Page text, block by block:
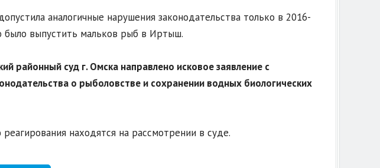
аналогичные нарушения законодательства только в 2016-
выпустить мальков рыб в Иртыш.
районный суд г. Омска направлено исковое заявление с
о рыболовстве и сохранении водных биологических
находятся на рассмотрении в суде.